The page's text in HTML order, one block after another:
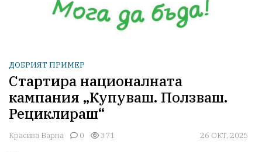
ДОБРИЯТ ПРИМЕР
Стартира националната
кампания „Купуваш. Ползваш.
Рециклираш“
Красива Варна 0 371 26 ОКТ, 2025